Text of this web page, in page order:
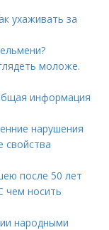
ухаживать за
моложе.
информация
нарушения
свойства
после 50 лет
чем носить
народными